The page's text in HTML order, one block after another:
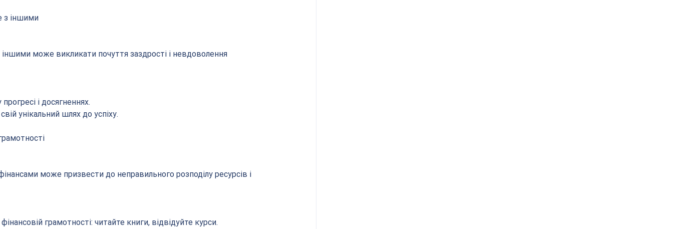
з іншими
іншими може викликати почуття заздрості і невдоволення
і досягненнях.
унікальний шлях до успіху.
може призвести до неправильного розподілу ресурсів і
грамотності: читайте книги, відвідуйте курси.